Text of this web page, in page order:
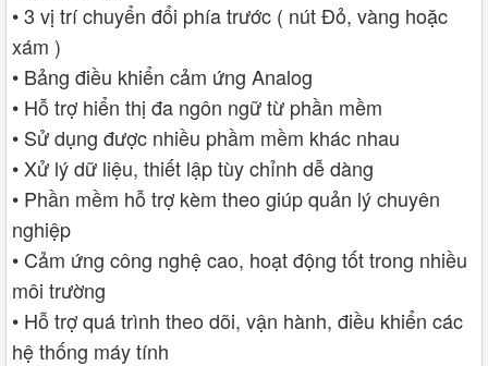
• 3 vị trí chuyển đổi phía trước ( nút Đỏ, vàng hoặc
xám )
• Bảng điều khiển cảm ứng Analog
• Hỗ trợ hiển thị đa ngôn ngữ từ phần mềm
• Sử dụng được nhiều phầm mềm khác nhau
• Xử lý dữ liệu, thiết lập tùy chỉnh dễ dàng
• Phần mềm hỗ trợ kèm theo giúp quản lý chuyên
nghiệp
• Cảm ứng công nghệ cao, hoạt động tốt trong nhiều
môi trường
• Hỗ trợ quá trình theo dõi, vận hành, điều khiển các
hệ thống máy tính